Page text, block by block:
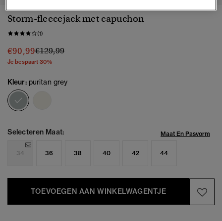
Storm-fleecejack met capuchon
(1)
€90,99Prijs verlaagd van
€129,99naar
Je bespaart 30%
Kleur: puritan grey
Selecteren Maat: Maat En Pasvorm
34 36 38 40 42 44
TOEVOEGEN AAN WINKELWAGENTJE